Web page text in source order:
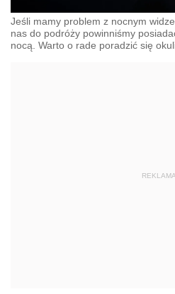
Jeśli mamy problem z nocnym
nas do podróży powinniśmy
nocą. Warto o rade poradzić się